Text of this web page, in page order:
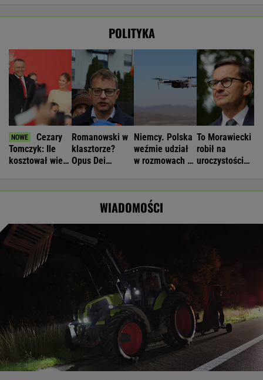
POLITYKA
Cezary
Tomczyk: Ile
kosztował wiec
Romanowski w
klasztorze?
Opus Dei
Niemcy. Polska
weźmie udział
w rozmowach o
To Morawiecki
robił na
uroczystości
WIADOMOŚCI